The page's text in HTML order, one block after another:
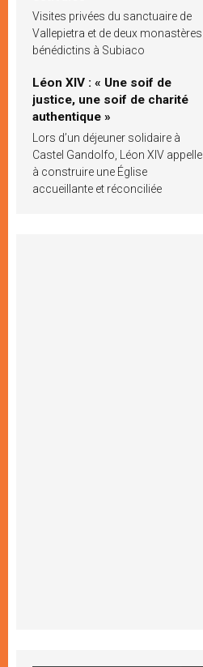
Visites privées du sanctuaire de
Vallepietra et de deux monastères
bénédictins à Subiaco
Léon XIV : « Une soif de
justice, une soif de charité
authentique »
Lors d’un déjeuner solidaire à
Castel Gandolfo, Léon XIV appelle
à construire une Église
accueillante et réconciliée